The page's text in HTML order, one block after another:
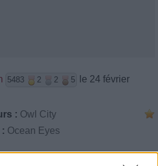
5483 2 2 5
le 24 février
: Owl City
Ocean Eyes